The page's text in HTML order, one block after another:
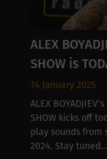
ALEX
SHOW is
14 January 2025
ALEX
SHOW kicks off
play sounds from
2024. Stay tuned…